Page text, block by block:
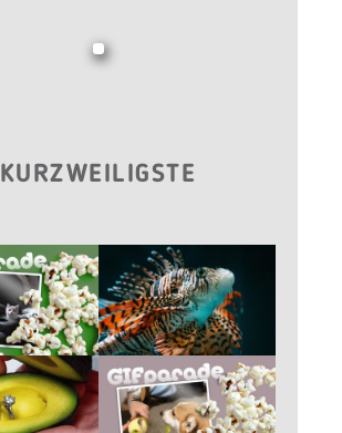
KURZWEILIGSTE